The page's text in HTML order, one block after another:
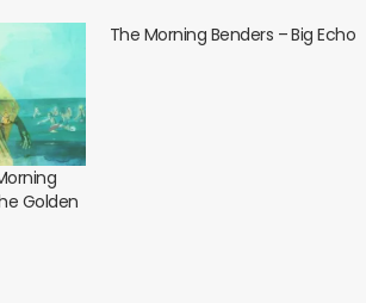
Golden
The Morning Benders – Big Echo